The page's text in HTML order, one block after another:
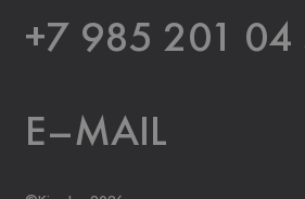
E–MAIL
+7 985 201 04